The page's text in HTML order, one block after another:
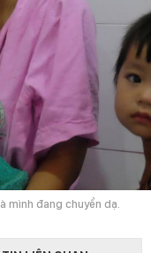
mình đang chuyển dạ.